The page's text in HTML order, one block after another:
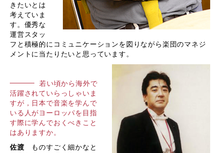
きたいとは
考えていま
す。優秀な
運営スタッ
フと積極的にコミュニケーションを図りながら楽団のマネジ
メントに当たりたいと思っています。
若い頃から海外で
活躍されていらっしゃいま
すが，日本で音楽を学んで
いる人がヨーロッパを目指
す際に学んでおくべきこと
はありますか。
佐渡 ものすごく細かなと